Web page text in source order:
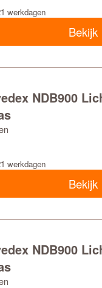
werkdagen
Bekijk
NDB900
werkdagen
Bekijk
NDB900